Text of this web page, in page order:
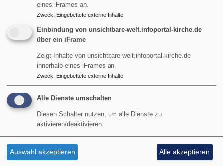
gehören unter anderem die Kinder- und Jugendarbeit, die
Seniorenarbeit, aber auch die Begleitung von Menschen in
schwierigen Lebenssituationen.
die Unterstützung von Bedürftigen in unserer Gesellschaft
ein. Ihre Spenden ermöglichen es uns, Menschen in Not
materielle Hilfe anzubieten und sie auf ihrem Weg zu
unterstützen.
4. Erhalt und Pflege unserer Kirchengebäude:
Kirchengebäude sind Orte des Gebets, der Begegnung
wichtigen Räume zu erhalten und zu pflegen, damit sie
eines iFrames an.
Zweck: Eingebettete externe Inhalte
Einbindung von unsichtbare-welt.infoportal-kirche.de
über ein iFrame
Zeigt Inhalte von unsichtbare-welt.infoportal-kirche.de
innerhalb eines iFrames an.
Zweck: Eingebettete externe Inhalte
Alle Dienste umschalten
Diesen Schalter nutzen, um alle Dienste zu
aktivieren/deaktivieren.
Auswahl akzeptieren Alle akzeptieren